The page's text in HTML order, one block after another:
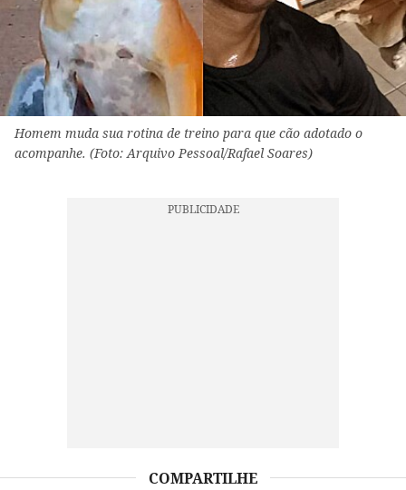
Homem muda sua rotina de treino para que cão adotado o
acompanhe. (Foto: Arquivo Pessoal/Rafael Soares)
COMPARTILHE